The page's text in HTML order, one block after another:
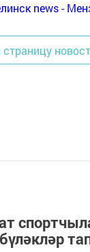
news -
страницу